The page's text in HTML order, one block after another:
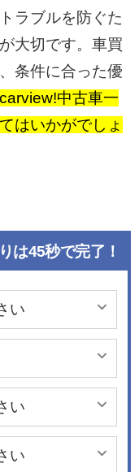
ラブルを防ぐた
大切です。車買
条件に合った優
中古車一
はいかがでしょ
は45秒で完了！